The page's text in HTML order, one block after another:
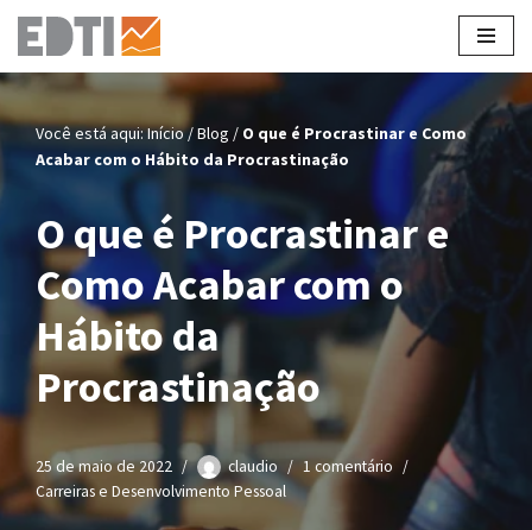
Pular
para
o
conteúdo
Você está aqui:Início/Blog / O que é Procrastinar e Como
Acabar com o Hábito da Procrastinação
O que é Procrastinar e
Como Acabar com o
Hábito da
Procrastinação
25 de maio de 2022 claudio
1 comentário
Carreiras e Desenvolvimento Pessoal